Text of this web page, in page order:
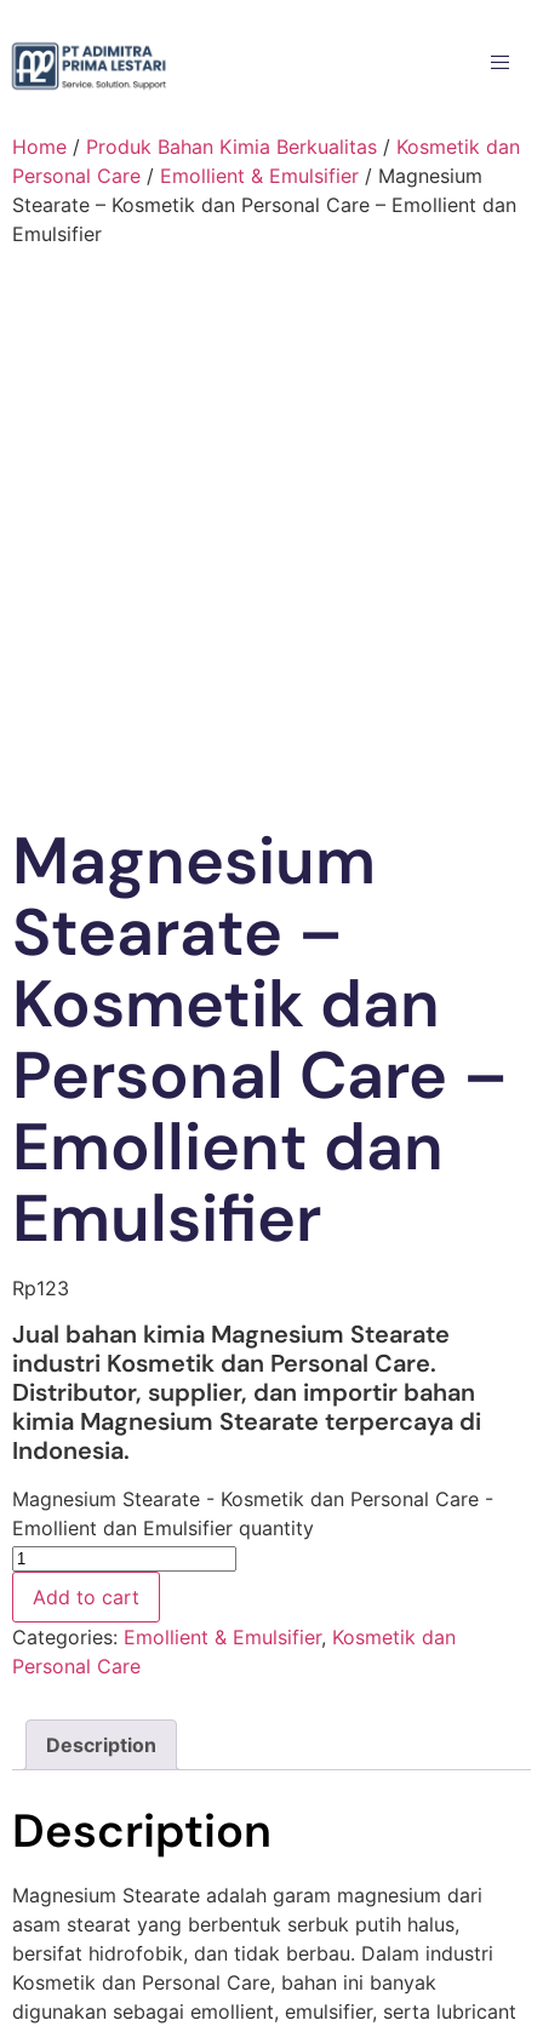
Home / Produk Bahan Kimia Berkualitas / Kosmetik dan
Personal Care / Emollient & Emulsifier / Magnesium
Stearate – Kosmetik dan Personal Care – Emollient dan
Emulsifier
Magnesium
Stearate –
Kosmetik dan
Personal Care –
Emollient dan
Emulsifier
Rp123
Jual bahan kimia Magnesium Stearate
industri Kosmetik dan Personal Care.
Distributor, supplier, dan importir bahan
kimia Magnesium Stearate terpercaya di
Indonesia.
Magnesium Stearate - Kosmetik dan Personal Care -
Emollient dan Emulsifier quantity
Add to cart
Categories: Emollient & Emulsifier, Kosmetik dan
Personal Care
Description
Description
Magnesium Stearate adalah garam magnesium dari
asam stearat yang berbentuk serbuk putih halus,
bersifat hidrofobik, dan tidak berbau. Dalam industri
Kosmetik dan Personal Care, bahan ini banyak
digunakan sebagai emollient, emulsifier, serta lubricant